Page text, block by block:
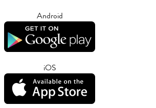
Android
iOS